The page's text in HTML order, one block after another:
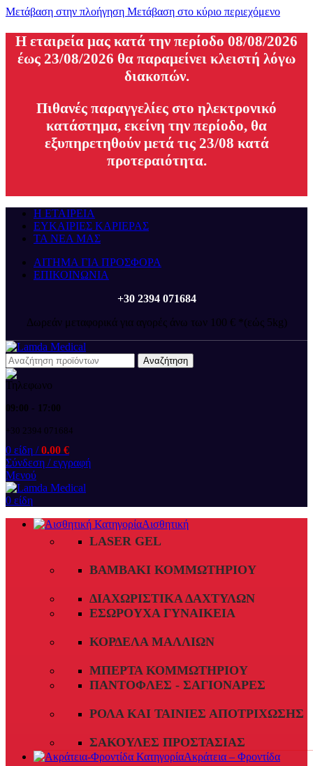
Μετάβαση στην πλοήγηση Μετάβαση στο κύριο περιεχόμενο
H εταιρεία μας κατά την περίοδο 08/08/2026
έως 23/08/2026 θα παραμείνει κλειστή λόγω
διακοπών.
Πιθανές παραγγελίες στο ηλεκτρονικό
κατάστημα, εκείνη την περίοδο, θα
εξυπηρετηθούν μετά τις 23/08 κατά
προτεραιότητα.
Η ΕΤΑΙΡΕΙΑ
ΕΥΚΑΙΡΙΕΣ ΚΑΡΙΕΡΑΣ
ΤΑ ΝΕΑ ΜΑΣ
ΑΙΤΗΜΑ ΓΙΑ ΠΡΟΣΦΟΡΑ
ΕΠΙΚΟΙΝΩΝΙΑ
+30 2394 071684
Δωρεάν μεταφορικά για αγορές άνω των 100 € *(εώς 5kg)
Αναζήτηση
09:00 - 17:00
+30 2394 071684
0 είδη / 0.00 €
Σύνδεση / εγγραφή
Μενού
0 είδη
Αισθητική
LASER GEL
ΒΑΜΒΆΚΙ ΚΟΜΜΩΤΗΡΊΟΥ
ΔΙΑΧΩΡΙΣΤΙΚΆ ΔΑΧΤΎΛΩΝ
ΕΣΏΡΟΥΧΑ ΓΥΝΑΙΚΕΊΑ
ΚΟΡΔΈΛΑ ΜΑΛΛΙΏΝ
ΜΠΈΡΤΑ ΚΟΜΜΩΤΗΡΊΟΥ
ΠΑΝΤΌΦΛΕΣ - ΣΑΓΙΟΝΆΡΕΣ
ΡΟΛΆ ΚΑΙ ΤΑΙΝΊΕΣ ΑΠΟΤΡΊΧΩΣΗΣ
ΣΑΚΟΎΛΕΣ ΠΡΟΣΤΑΣΊΑΣ
Ακράτεια – Φροντίδα